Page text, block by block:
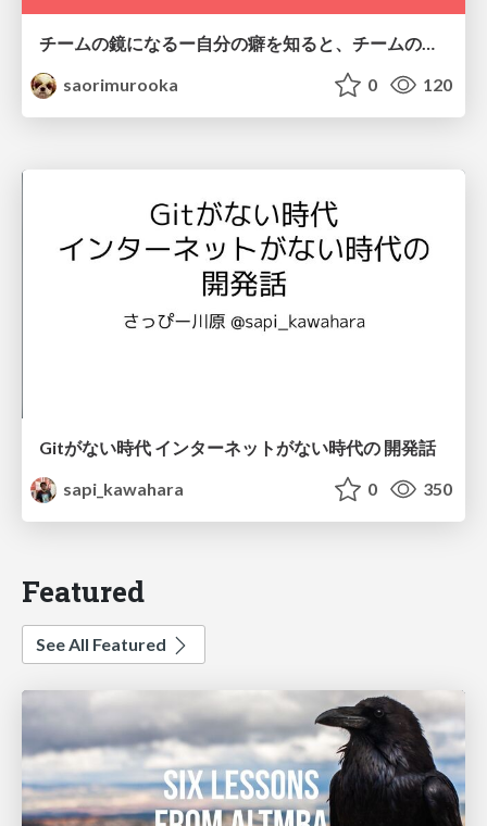
チームの鏡になるー自分の癖を知ると、チームのパターンが見えてくる@スクフェス仙台
saorimurooka
0 120
Gitがない時代 インターネットがない時代の 開発話
sapi_kawahara
0 350
Featured
See All Featured